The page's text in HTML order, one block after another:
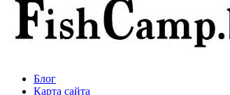
Блог
Карта сайта